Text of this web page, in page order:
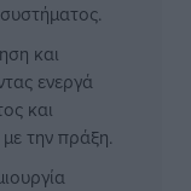
και
ενεργά
και
την πράξη.